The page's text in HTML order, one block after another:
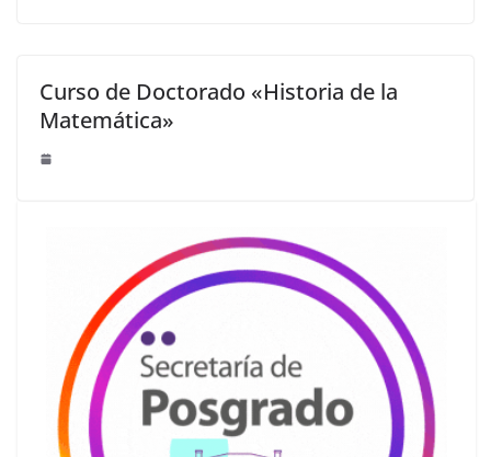
Curso de Doctorado «Historia de la
Matemática»